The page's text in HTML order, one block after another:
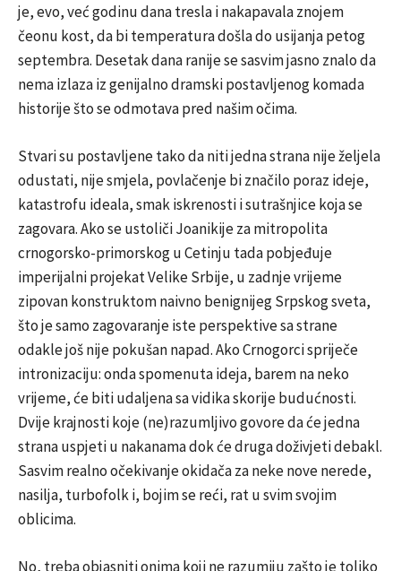
je, evo, već godinu dana tresla i nakapavala znojem
čeonu kost, da bi temperatura došla do usijanja petog
septembra. Desetak dana ranije se sasvim jasno znalo da
nema izlaza iz genijalno dramski postavljenog komada
historije što se odmotava pred našim očima.
Stvari su postavljene tako da niti jedna strana nije željela
odustati, nije smjela, povlačenje bi značilo poraz ideje,
katastrofu ideala, smak iskrenosti i sutrašnjice koja se
zagovara. Ako se ustoliči Joanikije za mitropolita
crnogorsko-primorskog u Cetinju tada pobjeđuje
imperijalni projekat Velike Srbije, u zadnje vrijeme
zipovan konstruktom naivno benignijeg Srpskog sveta,
što je samo zagovaranje iste perspektive sa strane
odakle još nije pokušan napad. Ako Crnogorci spriječe
intronizaciju: onda spomenuta ideja, barem na neko
vrijeme, će biti udaljena sa vidika skorije budućnosti.
Dvije krajnosti koje (ne)razumljivo govore da će jedna
strana uspjeti u nakanama dok će druga doživjeti debakl.
Sasvim realno očekivanje okidača za neke nove nerede,
nasilja, turbofolk i, bojim se reći, rat u svim svojim
oblicima.
No, treba objasniti onima koji ne razumiju zašto je toliko